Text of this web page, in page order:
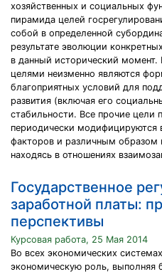
хозяйственных и социальных
пирамида целей
собой в определенной
результате эволюции
в данный исторический
целями неизменно являются
благоприятных условий для
развития (включая его
стабильности. Все прочие цели
периодически модифицируются
факторов и различным образом
находясь в отношениях
Государственное
заработной платы:
перспективы
Курсовая работа, 25 Мая 2014
Во всех экономических
экономическую роль,